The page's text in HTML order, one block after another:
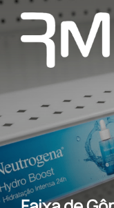
Pular
para
conteúdo